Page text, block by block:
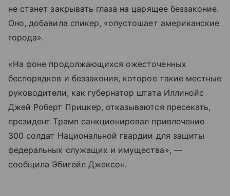
не станет закрывать глаза на царящее беззаконие.
Оно, добавила спикер, «опустошает американские
города».
«На фоне продолжающихся ожесточенных
беспорядков и беззакония, которое такие местные
руководители, как губернатор штата Иллинойс
Джей Роберт Прицкер, отказываются пресекать,
президент Трамп санкционировал привлечение
300 солдат Национальной гвардии для защиты
федеральных служащих и имущества», —
сообщила Эбигейл Джексон.